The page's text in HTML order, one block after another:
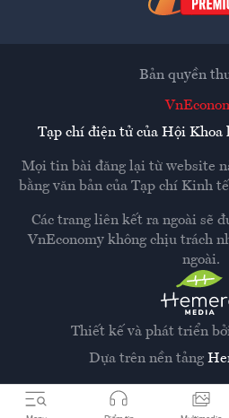
Thiết kế và phát triển
Dựa trên nền tảng
Bản quyền
Tạp chí điện tử của Hội
Mọi tin bài đăng lại từ website
bằng văn bản của Tạp chí Kinh
Các trang liên kết ra ngoài sẽ
VnEconomy không chịu trách
ngoài.